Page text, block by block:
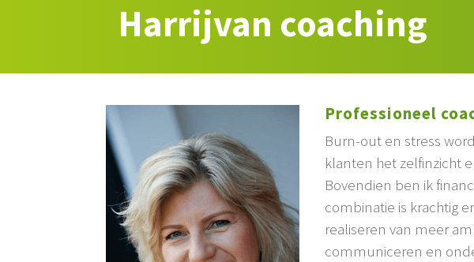
Harrijvan coaching
Professioneel
Burn-out en stress
klanten het zelfinzicht
Bovendien ben ik
combinatie is krachtig
realiseren van meer
communiceren en